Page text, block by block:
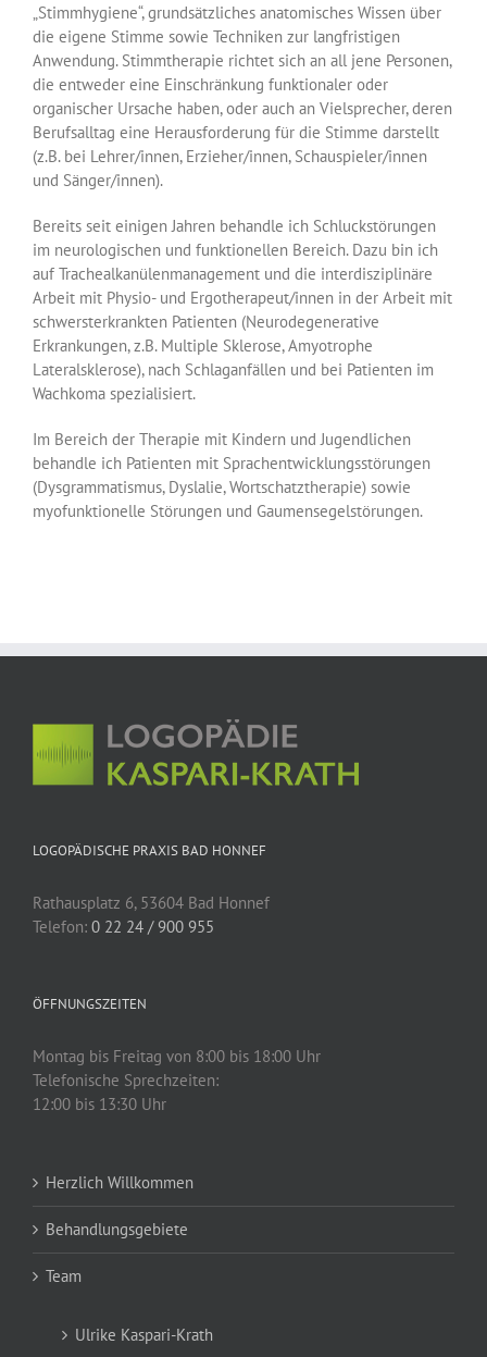
„Stimmhygiene“, grundsätzliches anatomisches Wissen über
die eigene Stimme sowie Techniken zur langfristigen
Anwendung. Stimmtherapie richtet sich an all jene Personen,
die entweder eine Einschränkung funktionaler oder
organischer Ursache haben, oder auch an Vielsprecher, deren
Berufsalltag eine Herausforderung für die Stimme darstellt
(z.B. bei Lehrer/innen, Erzieher/innen, Schauspieler/innen
und Sänger/innen).
Bereits seit einigen Jahren behandle ich Schluckstörungen
im neurologischen und funktionellen Bereich. Dazu bin ich
auf Trachealkanülenmanagement und die interdisziplinäre
Arbeit mit Physio- und Ergotherapeut/innen in der Arbeit mit
schwersterkrankten Patienten (Neurodegenerative
Erkrankungen, z.B. Multiple Sklerose, Amyotrophe
Lateralsklerose), nach Schlaganfällen und bei Patienten im
Wachkoma spezialisiert.
Im Bereich der Therapie mit Kindern und Jugendlichen
behandle ich Patienten mit Sprachentwicklungsstörungen
(Dysgrammatismus, Dyslalie, Wortschatztherapie) sowie
myofunktionelle Störungen und Gaumensegelstörungen.
LOGOPÄDISCHE PRAXIS BAD HONNEF
Rathausplatz 6, 53604 Bad Honnef
Telefon: 0 22 24 / 900 955
ÖFFNUNGSZEITEN
Montag bis Freitag von 8:00 bis 18:00 Uhr
Telefonische Sprechzeiten:
12:00 bis 13:30 Uhr
Herzlich Willkommen
Behandlungsgebiete
Team
Ulrike Kaspari-Krath